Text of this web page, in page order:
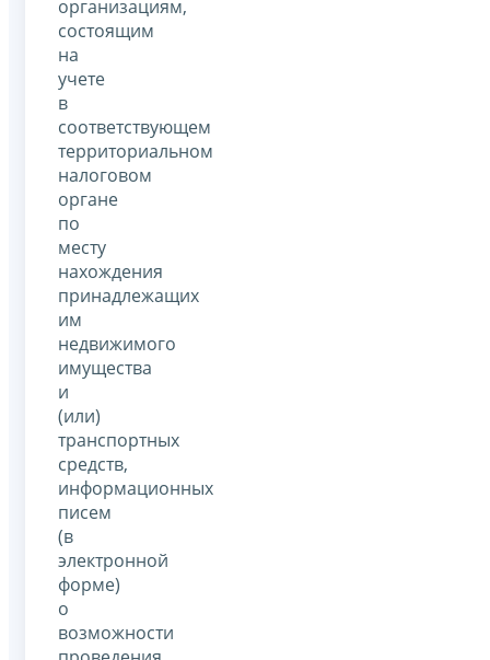
организациям,
состоящим
на
учете
в
соответствующем
территориальном
налоговом
органе
по
месту
нахождения
принадлежащих
им
недвижимого
имущества
и
(или)
транспортных
средств,
информационных
писем
(в
электронной
форме)
о
возможности